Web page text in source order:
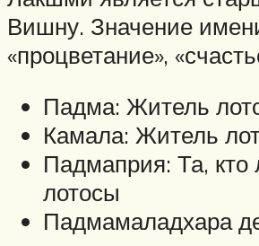
Вишну. Значение
«процветание»,
Падма: Житель
Камала: Житель
Падмаприя: Та, кто
лотосы
Падмамаладхара